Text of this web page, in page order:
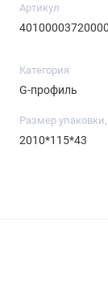
Артикул
Категория
G-профиль
Размер
2010*115*43